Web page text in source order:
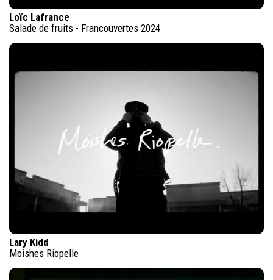
Loïc Lafrance
Salade de fruits - Francouvertes 2024
Lary Kidd
Moishes Riopelle